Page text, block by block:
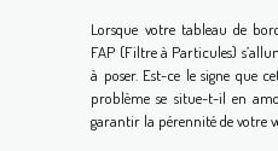
Lorsque votre tableau de
FAP (Filtre à Particules)
à poser. Est-ce le signe que
problème se situe-t-il en
garantir la pérennité de votre